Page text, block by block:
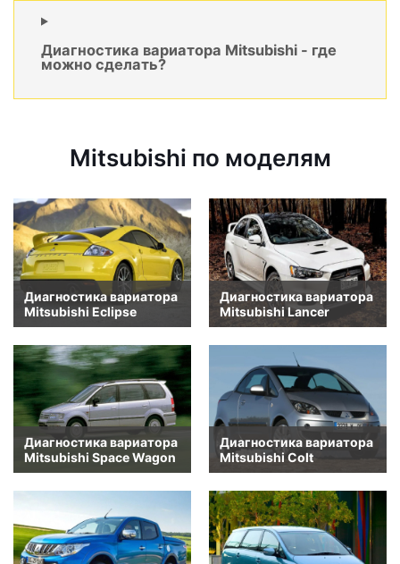
Диагностика вариатора Mitsubishi - где
можно сделать?
Mitsubishi по моделям
Диагностика вариатора
Mitsubishi Eclipse
Диагностика вариатора
Mitsubishi Lancer
Диагностика вариатора
Mitsubishi Space Wagon
Диагностика вариатора
Mitsubishi Colt